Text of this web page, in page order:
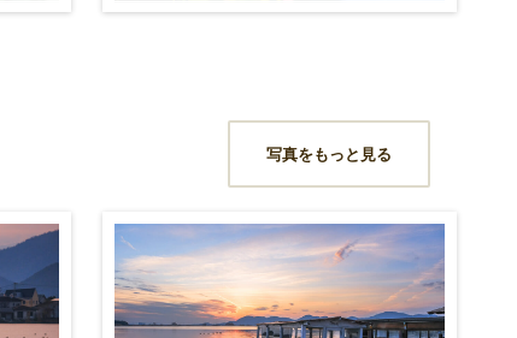
写真をもっと見る